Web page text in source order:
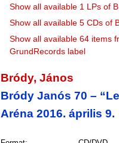
Show all available 1 LPs of
Show all available 5 CDs of
Show all available 64 items
GrundRecords label
Bródy, János
Bródy Janós 70 –
Aréna 2016. április 9.